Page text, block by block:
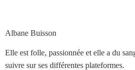
Albane Buisson
Elle est folle, passionnée et elle a du
suivre sur ses différentes plateformes.